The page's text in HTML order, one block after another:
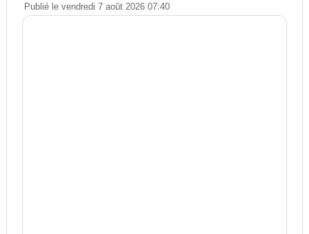
Publié le vendredi 7 août 2026 07:40